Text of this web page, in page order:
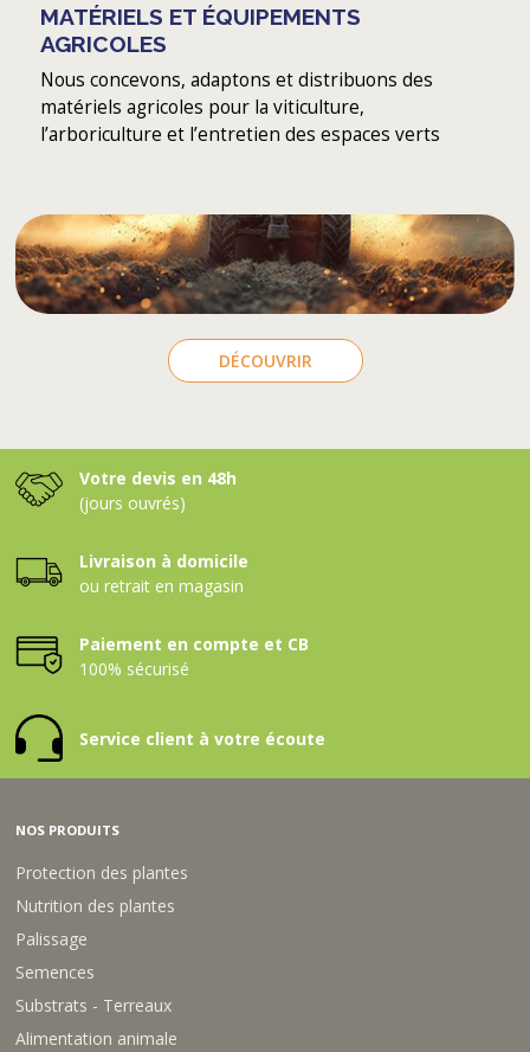
MATÉRIELS ET ÉQUIPEMENTS
AGRICOLES
Nous concevons, adaptons et distribuons des
matériels agricoles pour la viticulture,
l’arboriculture et l’entretien des espaces verts
DÉCOUVRIR
Votre devis en 48h
(jours ouvrés)
Livraison à domicile
ou retrait en magasin
Paiement en compte et CB
100% sécurisé
Service client à votre écoute
NOS PRODUITS
Protection des plantes
Nutrition des plantes
Palissage
Semences
Substrats - Terreaux
Alimentation animale